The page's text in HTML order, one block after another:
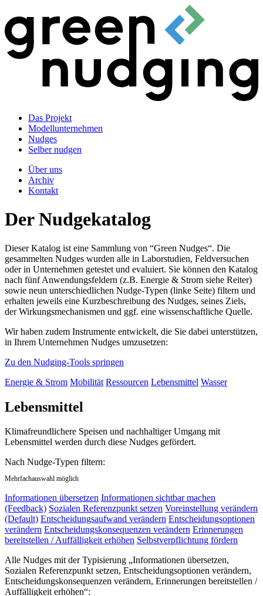
Das Projekt
Modellunternehmen
Nudges
Selber nudgen
Über uns
Archiv
Kontakt
Der Nudgekatalog
Dieser Katalog ist eine Sammlung von “Green Nudges“. Die
gesammelten Nudges wurden alle in Laborstudien, Feldversuchen
oder in Unternehmen getestet und evaluiert. Sie können den Katalog
nach fünf Anwendungsfeldern (z.B. Energie & Strom siehe Reiter)
sowie neun unterschiedlichen Nudge-Typen (linke Seite) filtern und
erhalten jeweils eine Kurzbeschreibung des Nudges, seines Ziels,
der Wirkungsmechanismen und ggf. eine wissenschaftliche Quelle.
Wir haben zudem Instrumente entwickelt, die Sie dabei unterstützen,
in Ihrem Unternehmen Nudges umzusetzen:
Zu den Nudging-Tools springen
Energie & Strom Mobilität Ressourcen Lebensmittel Wasser
Lebensmittel
Klimafreundlichere Speisen und nachhaltiger Umgang mit
Lebensmittel werden durch diese Nudges gefördert.
Nach Nudge-Typen filtern:
Mehrfachauswahl möglich
Informationen übersetzen Informationen sichtbar machen
(Feedback) Sozialen Referenzpunkt setzen Voreinstellung verändern
(Default) Entscheidungsaufwand verändern Entscheidungsoptionen
verändern Entscheidungskonsequenzen verändern Erinnerungen
bereitstellen / Auffälligkeit erhöhen Selbstverpflichtung fördern
Alle Nudges mit der Typisierung „Informationen übersetzen,
Sozialen Referenzpunkt setzen, Entscheidungsoptionen verändern,
Entscheidungskonsequenzen verändern, Erinnerungen bereitstellen /
Auffälligkeit erhöhen“: